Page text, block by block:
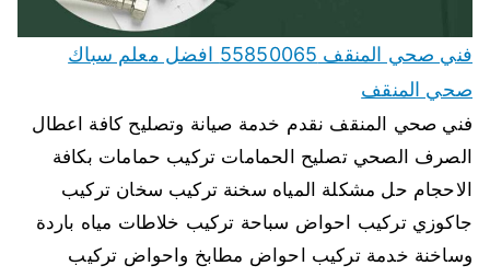
فني صحي المنقف 55850065 افضل معلم سباك
صحي المنقف
فني صحي المنقف نقدم خدمة صيانة وتصليح كافة اعطال
الصرف الصحي تصليح الحمامات تركيب حمامات بكافة
الاحجام حل مشكلة المياه سخنة تركيب سخان تركيب
جاكوزي تركيب احواض سباحة تركيب خلاطات مياه باردة
وساخنة خدمة تركيب احواض مطابخ واحواض تركيب